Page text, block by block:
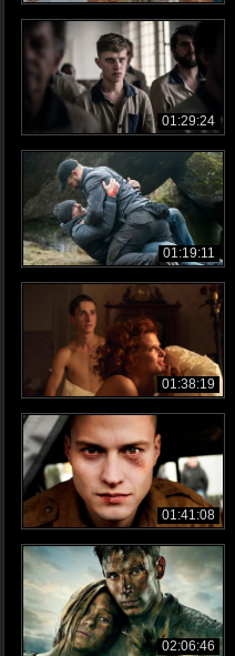
01:29:24
01:19:11
01:38:19
01:41:08
02:06:46